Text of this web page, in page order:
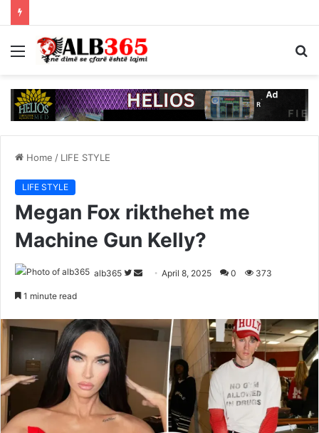
Menu
Home / LIFE STYLE
LIFE STYLE
Megan Fox rikthehet me
Machine Gun Kelly?
alb365
Follow
Send April 8, 2025 0 373
1 minute read